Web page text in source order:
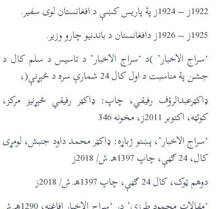
1922ز – 1924ز پۀ پاريس کښې د افغانستان لوی سفير.
1925ز – 1926ز دافغانستان د باندنيو چارو وزير.
‘سراج الاخبار’ )د ‘سراج الاخبار’ د تاسيس د سلم کال د
جشن پۀ مناسبت د اول کال 24 شمارې سره د څېړنې(،
ډاکټرعبدالرؤف رفيقي، چاپ: ډاکټر رفيقي څېړنيز مرکز،
کوئټه، اکتوبر 2011ز، مخونه 346
‘سراج الاخبار’، پښتو ژباړه: ډاکټر محمد داود جنبش، لومړی
کال، 24 ګڼې، چاپ 1397هـ.ش/ 2018ز
دوهم ټوک، کال 24 ګڼې، چاپ 1397هـ.ش/ 2018ز